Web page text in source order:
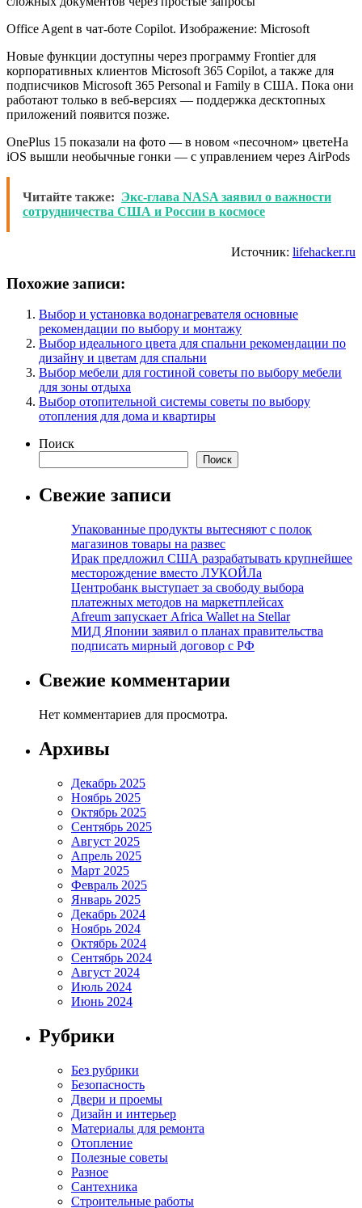
Office Agent в чат-боте Copilot. Изображение: Microsoft
Новые функции доступны через программу Frontier для
корпоративных клиентов Microsoft 365 Copilot, а также для
подписчиков Microsoft 365 Personal и Family в США. Пока они
работают только в веб‑версиях — поддержка десктопных
приложений появится позже.
OnePlus 15 показали на фото — в новом «песочном» цветеНа
iOS вышли необычные гонки — с управлением через AirPods
Читайте также: Экс-глава NASA заявил о важности
сотрудничества США и России в космосе
Источник: lifehacker.ru
Похожие записи:
Выбор и установка водонагревателя основные
рекомендации по выбору и монтажу
Выбор идеального цвета для спальни рекомендации по
дизайну и цветам для спальни
Выбор мебели для гостиной советы по выбору мебели
для зоны отдыха
Выбор отопительной системы советы по выбору
отопления для дома и квартиры
Поиск
Поиск
Свежие записи
Упакованные продукты вытесняют с полок
магазинов товары на развес
Ирак предложил США разрабатывать крупнейшее
месторождение вместо ЛУКОЙЛа
Центробанк выступает за свободу выбора
платежных методов на маркетплейсах
Afreum запускает Africa Wallet на Stellar
МИД Японии заявил о планах правительства
подписать мирный договор с РФ
Свежие комментарии
Нет комментариев для просмотра.
Архивы
Декабрь 2025
Ноябрь 2025
Октябрь 2025
Сентябрь 2025
Август 2025
Апрель 2025
Март 2025
Февраль 2025
Январь 2025
Декабрь 2024
Ноябрь 2024
Октябрь 2024
Сентябрь 2024
Август 2024
Июль 2024
Июнь 2024
Рубрики
Без рубрики
Безопасность
Двери и проемы
Дизайн и интерьер
Материалы для ремонта
Отопление
Полезные советы
Разное
Сантехника
Строительные работы